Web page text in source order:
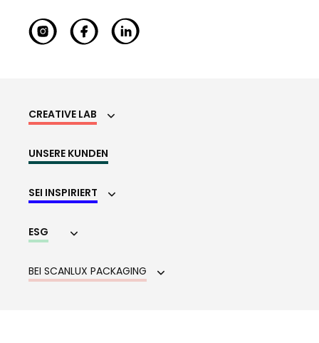
CREATIVE LAB
UNSERE KUNDEN
SEI INSPIRIERT
ESG
BEI SCANLUX PACKAGING